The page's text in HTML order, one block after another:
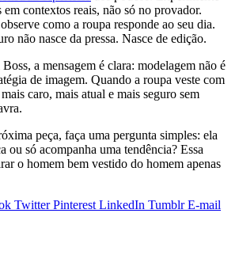
em contextos reais, não só no provador.
como a roupa responde ao seu dia.
não nasce da pressa. Nasce de edição.
a mensagem é clara: modelagem não é
de imagem. Quando a roupa veste com
caro, mais atual e mais seguro sem
peça, faça uma pergunta simples: ela
ou só acompanha uma tendência? Essa
o homem bem vestido do homem apenas
Twitter Pinterest LinkedIn Tumblr E-mail